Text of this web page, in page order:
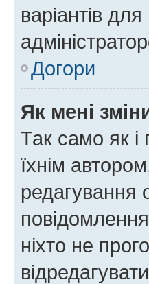
варіантів
Догори
Як мені
Так само як
їхнім
редагування
ніхто не